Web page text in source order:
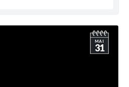
MAI
31